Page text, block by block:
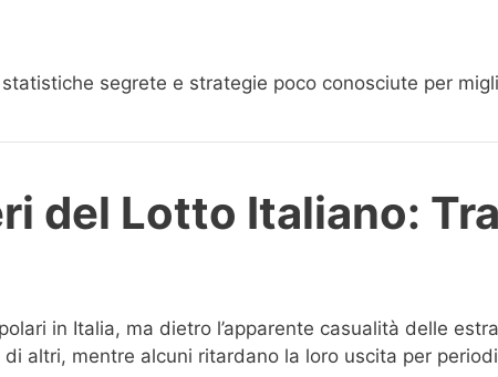
segrete e strategie poco conosciute per
del Lotto Italiano:
in Italia, ma dietro l’apparente casualità delle
altri, mentre alcuni ritardano la loro uscita per